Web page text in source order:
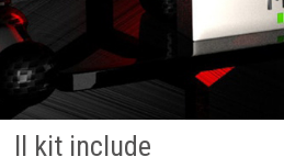
Il kit include